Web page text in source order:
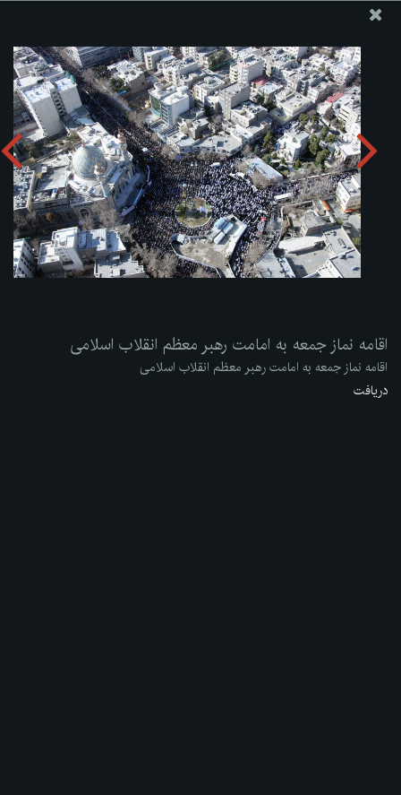
ارسال نامه
وجوهات
اقامه نماز جمعه به امامت رهبر معظم انقلاب اسلامی
دریافت آلبوم:zip
اقامه نماز جمعه به امامت رهبر معظم انقلاب اسلامی
اقامه نماز جمعه به امامت رهبر معظم انقلاب اسلامی
دریافت